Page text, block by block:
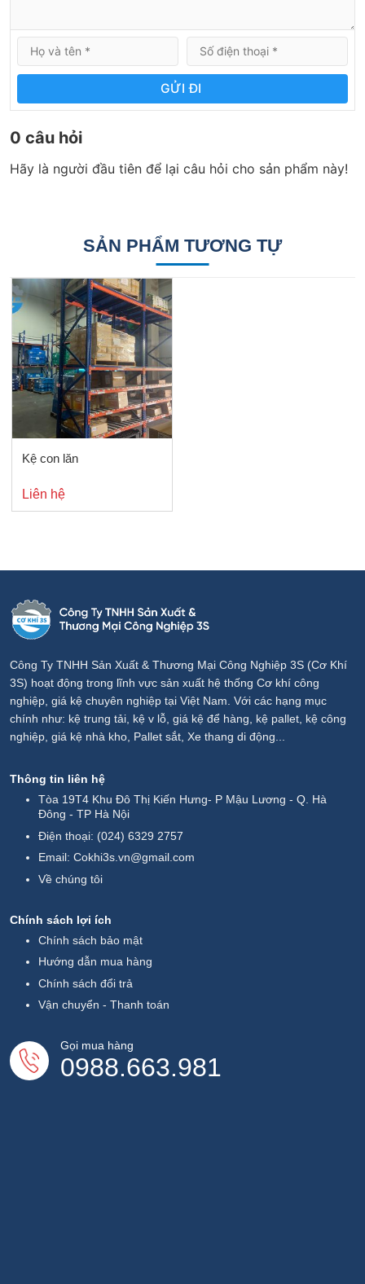
GỬI ĐI
0 câu hỏi
Hãy là người đầu tiên để lại câu hỏi cho sản phẩm này!
SẢN PHẨM TƯƠNG TỰ
Kệ con lăn
Liên hệ
Công Ty TNHH Sản Xuất & Thương Mại Công Nghiệp 3S (Cơ Khí
3S) hoạt động trong lĩnh vực sản xuất hệ thống Cơ khí công
nghiệp, giá kệ chuyên nghiệp tại Việt Nam. Với các hạng mục
chính như: kệ trung tải, kệ v lỗ, giá kệ để hàng, kệ pallet, kệ công
nghiệp, giá kệ nhà kho, Pallet sắt, Xe thang di động...
Thông tin liên hệ
Tòa 19T4 Khu Đô Thị Kiến Hưng- P Mậu Lương - Q. Hà
Đông - TP Hà Nội
Điện thoại: (024) 6329 2757
Email:Cokhi3s.vn@gmail.com
Về chúng tôi
Chính sách lợi ích
Chính sách bảo mật
Hướng dẫn mua hàng
Chính sách đổi trả
Vận chuyển - Thanh toán
Gọi mua hàng
0988.663.981